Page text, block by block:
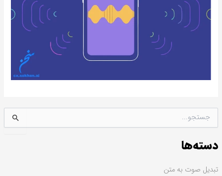
س
ج
ب
دسته‌ها
تبدیل صوت به متن